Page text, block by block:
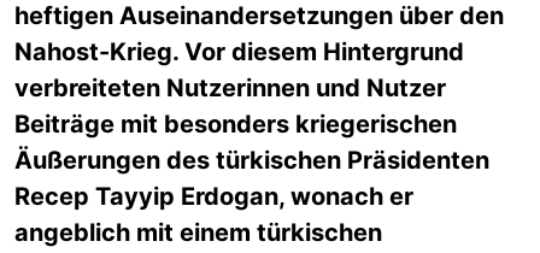
heftigen Auseinandersetzungen über den
Nahost-Krieg. Vor diesem Hintergrund
verbreiteten Nutzerinnen und Nutzer
Beiträge mit besonders kriegerischen
Äußerungen des türkischen Präsidenten
Recep Tayyip Erdogan, wonach er
angeblich mit einem türkischen